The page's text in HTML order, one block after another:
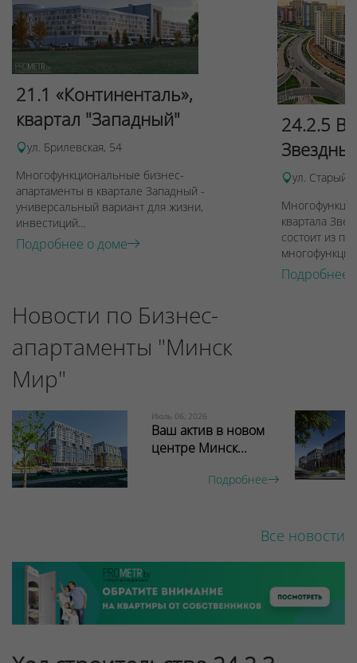
21.1 «Континенталь»,
квартал "Западный"
ул. Брилевская, 54
Многофункциональные бизнес-
апартаменты в квартале Западный -
универсальный вариант для жизни,
инвестиций...
Подробнее о доме
24.2.5
ул. Старый
квартала
состоит из
Подробнее
Новости по Бизнес-
апартаменты "Минск
Мир"
Июль 06, 2026
Ваш актив в новом
центре Минск...
Подробнее
Все новости